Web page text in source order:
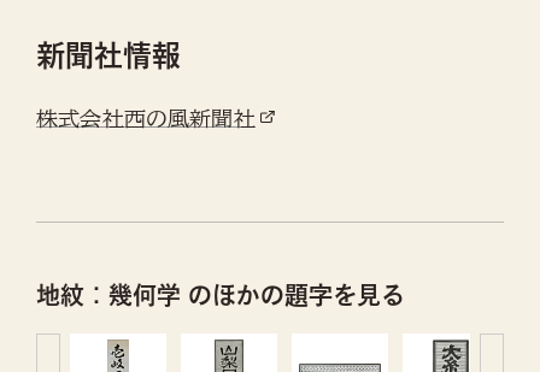
新聞社情報
株式会社西の風新聞社
地紋：幾何学 のほかの題字を見る